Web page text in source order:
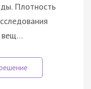
Плотность
вещ…